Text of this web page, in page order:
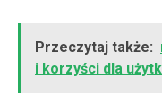
Przeczytaj także:
i korzyści dla